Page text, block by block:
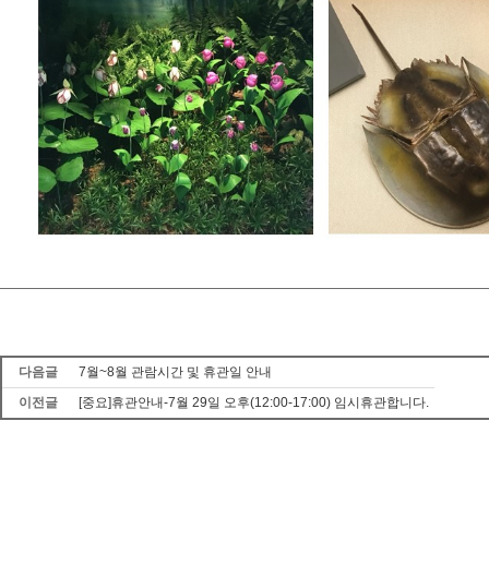
다음글
7월~8월 관람시간 및 휴관일 안내
이전글
[중요]휴관안내-7월 29일 오후(12:00-17:00) 임시휴관합니다.